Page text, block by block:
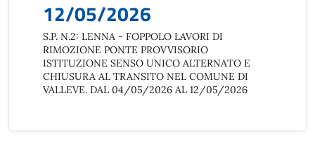
12/05/2026
S.P. N.2: LENNA - FOPPOLO LAVORI DI
RIMOZIONE PONTE PROVVISORIO
ISTITUZIONE SENSO UNICO ALTERNATO E
CHIUSURA AL TRANSITO NEL COMUNE DI
VALLEVE. DAL 04/05/2026 AL 12/05/2026